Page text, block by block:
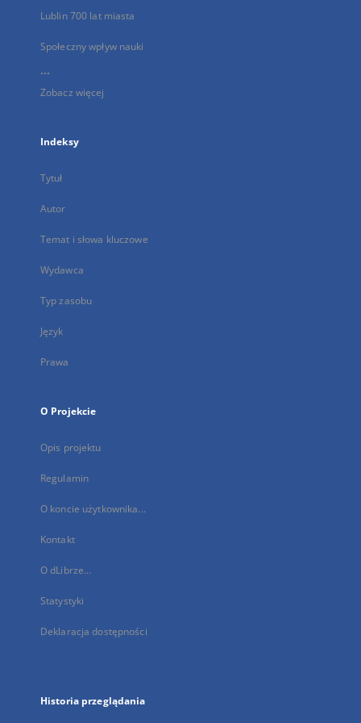
Lublin 700 lat miasta
Społeczny wpływ nauki
...
Zobacz więcej
Indeksy
Tytuł
Autor
Temat i słowa kluczowe
Wydawca
Typ zasobu
Język
Prawa
O Projekcie
Opis projektu
Regulamin
O koncie użytkownika...
Kontakt
O dLibrze...
Statystyki
Deklaracja dostępności
Historia przeglądania